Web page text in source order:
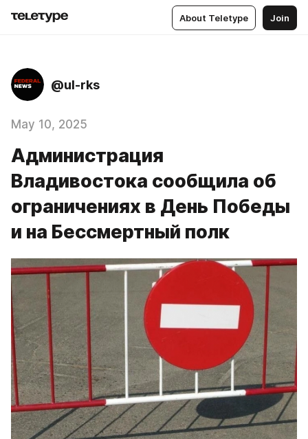
About Teletype Join
@ul-rks
May 10, 2025
Администрация
Владивостока сообщила об
ограничениях в День Победы
и на Бессмертный полк